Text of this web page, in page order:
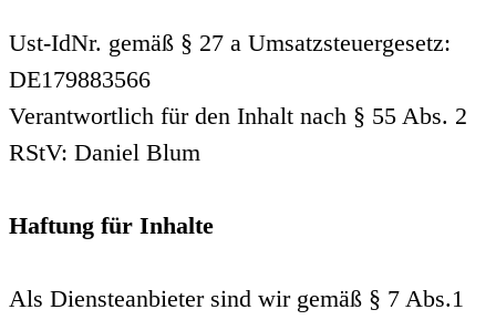
Ust-IdNr. gemäß § 27 a Umsatzsteuergesetz:
DE179883566
Verantwortlich für den Inhalt nach § 55 Abs. 2
RStV: Daniel Blum
Haftung für Inhalte
Als Diensteanbieter sind wir gemäß § 7 Abs.1